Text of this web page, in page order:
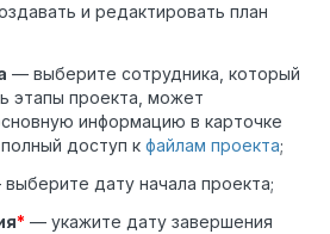
и редактировать план
— выберите сотрудника, который
этапы проекта, может
информацию в карточке
доступ к файлам проекта;
дату начала проекта;
* — укажите дату завершения